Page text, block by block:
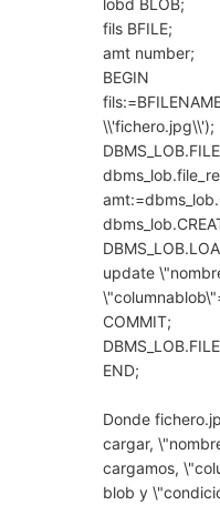
lobd BLOB;
fils BFILE;
amt number;
BEGIN
\\'fichero.jpg\\');
update
COMMIT;
END;
Donde
cargar,
cargamos,
blob y